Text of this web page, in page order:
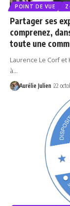
POINT DE VUE
Partager ses
comprenez,
toute une
Laurence Le Corf
à…
Aurélie Julien 22